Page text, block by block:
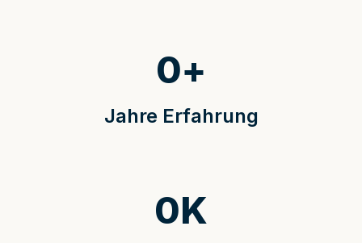
Jahre Erfahrung
0+
0K